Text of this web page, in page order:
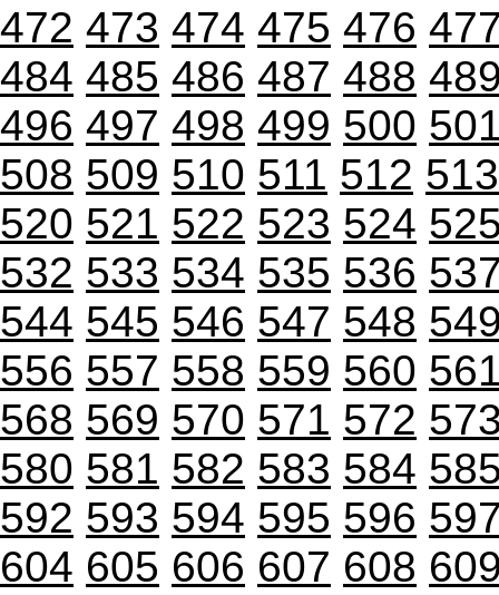
472 473 474 475 476
484 485 486 487 488
496 497 498 499 500
508 509 510 511 512 513
520 521 522 523 524
532 533 534 535 536
544 545 546 547 548
556 557 558 559 560
568 569 570 571 572
580 581 582 583 584
592 593 594 595 596
604 605 606 607 608